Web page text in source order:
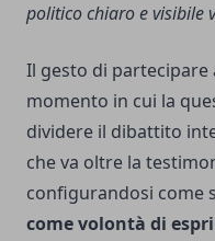
politico chiaro e visibile
Il gesto di
momento in cui la
dividere il dibattito
che va oltre la
configurandosi come
come volontà di